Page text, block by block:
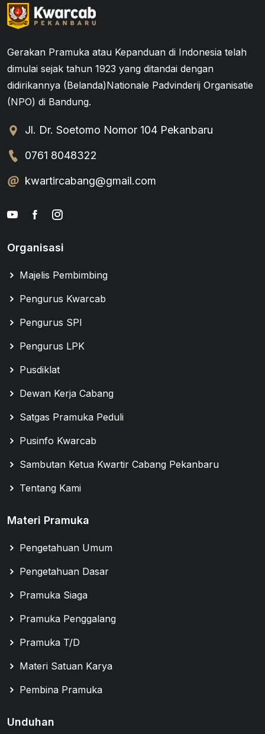
Gerakan Pramuka atau Kepanduan di Indonesia telah
dimulai sejak tahun 1923 yang ditandai dengan
didirikannya (Belanda)Nationale Padvinderij Organisatie
(NPO) di Bandung.
Jl. Dr. Soetomo Nomor 104 Pekanbaru
0761 8048322
kwartircabang@gmail.com
Organisasi
Majelis Pembimbing
Pengurus Kwarcab
Pengurus SPI
Pengurus LPK
Pusdiklat
Dewan Kerja Cabang
Satgas Pramuka Peduli
Pusinfo Kwarcab
Sambutan Ketua Kwartir Cabang Pekanbaru
Tentang Kami
Materi Pramuka
Pengetahuan Umum
Pengetahuan Dasar
Pramuka Siaga
Pramuka Penggalang
Pramuka T/D
Materi Satuan Karya
Pembina Pramuka
Unduhan